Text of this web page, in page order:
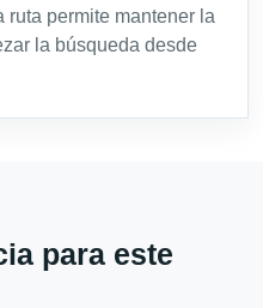
ruta permite mantener la
la búsqueda desde
para este